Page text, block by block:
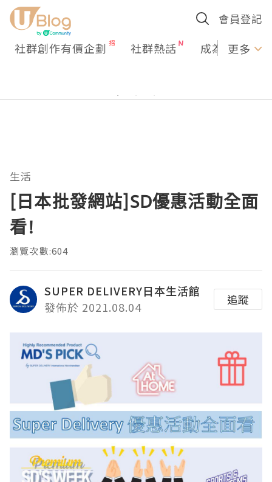
會員登記
社群創作有價企劃 社群熱話 成為U更多
生活
[日本批發網站]SD優惠活動全面
看!
瀏覽次數:604
SUPER DELIVERY日本生活館
發佈於 2021.08.04
追蹤